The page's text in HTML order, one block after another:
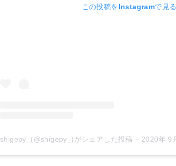
この投稿をInstagramで見る
shigepy_(@shigepy_)がシェアした投稿 – 2020年 9